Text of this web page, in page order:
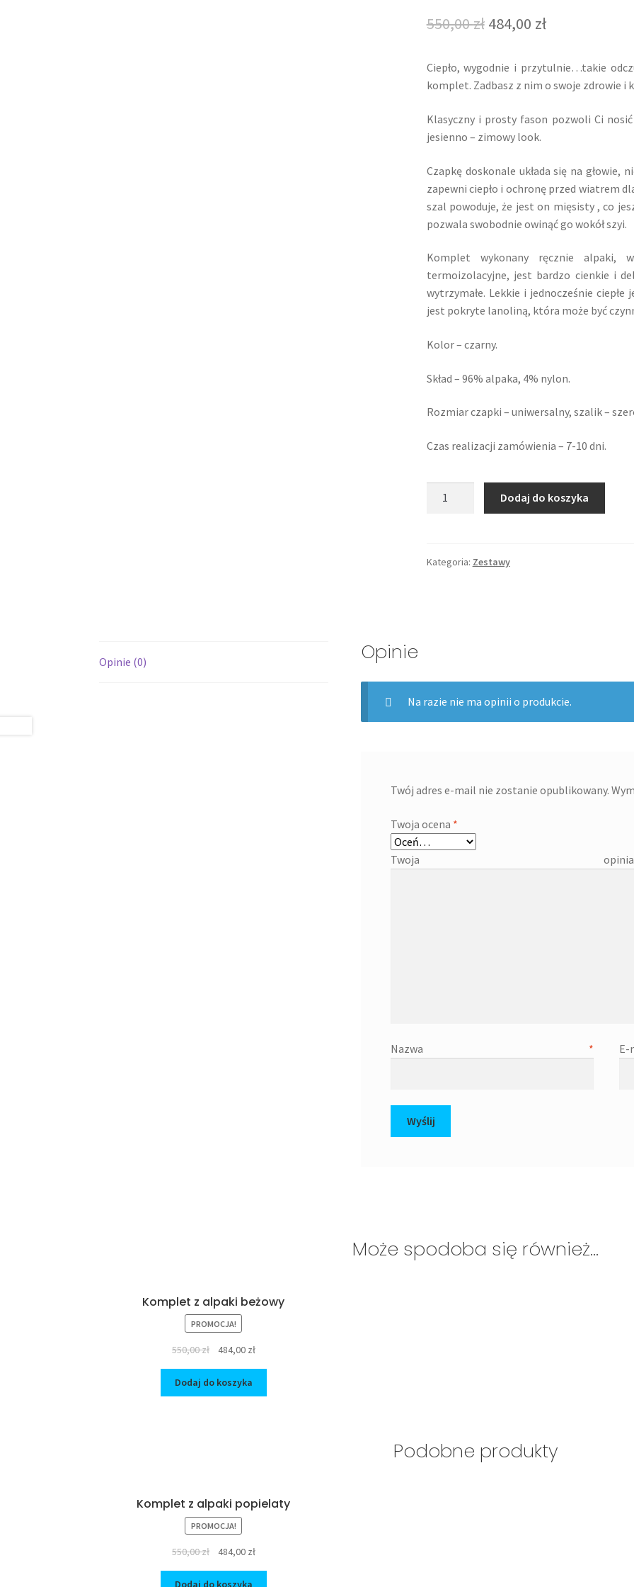
550,00zł Original
was:
484,00 złCurrent
is:
Ciepło, wygodnie i przytulnie…takie
komplet. Zadbasz z nim o swoje zdrowie i
Klasyczny i prosty fason pozwoli Ci
jesienno – zimowy look.
Czapkę doskonale układa się na głowie,
zapewni ciepło i ochronę przed wiatrem
szal powoduje, że jest on mięsisty , co
pozwala swobodnie owinąć go wokół szyi.
Komplet wykonany ręcznie alpaki,
termoizolacyjne, jest bardzo cienkie i
wytrzymałe. Lekkie i jednocześnie
jest pokryte lanoliną, która może być
Kolor – czarny.
Skład – 96% alpaka, 4% nylon.
Rozmiar czapki – uniwersalny, szalik –
Czas realizacji zamówienia – 7-10 dni.
czarny
Dodaj do koszyka
Kategoria: Zestawy
Opinie (0) Opinie
Na razie nie ma opinii o produkcie.
Twój adres e-mail nie zostanie opublikowany.
Twoja ocena *
Twoja
Nazwa *
Może spodoba się również…
Komplet z alpaki beżowy
PROMOCJA!
550,00zł
Original
was:
550,00 zł.
484,00 złCurrent
484,00 zł.
Dodaj do koszyka
Podobne produkty
Komplet z alpaki popielaty
PROMOCJA!
550,00zł
Original
was:
484,00 złCurrent
Dodaj do koszyka